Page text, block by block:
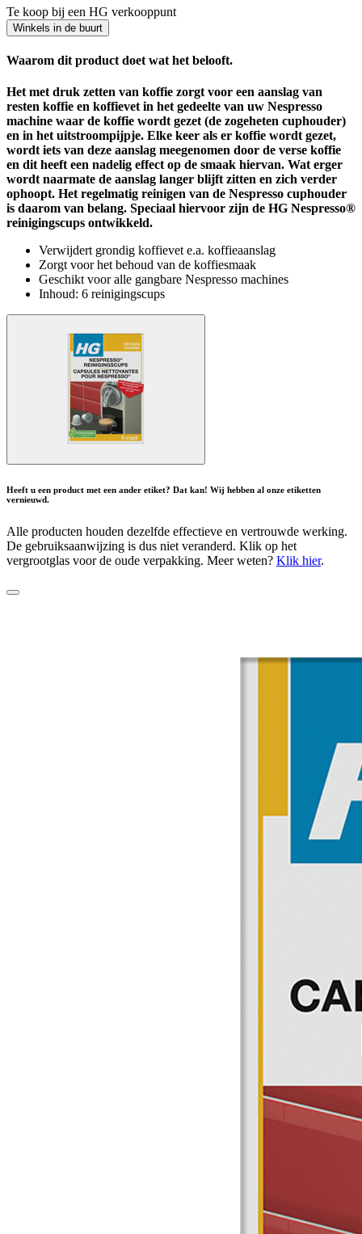
Te koop bij een HG verkooppunt
Winkels in de buurt
Waarom dit product doet wat het belooft.
Het met druk zetten van koffie zorgt voor een aanslag van
resten koffie en koffievet in het gedeelte van uw Nespresso
machine waar de koffie wordt gezet (de zogeheten cuphouder)
en in het uitstroompijpje. Elke keer als er koffie wordt gezet,
wordt iets van deze aanslag meegenomen door de verse koffie
en dit heeft een nadelig effect op de smaak hiervan. Wat erger
wordt naarmate de aanslag langer blijft zitten en zich verder
ophoopt. Het regelmatig reinigen van de Nespresso cuphouder
is daarom van belang. Speciaal hiervoor zijn de HG Nespresso®
reinigingscups ontwikkeld.
Verwijdert grondig koffievet e.a. koffieaanslag
Zorgt voor het behoud van de koffiesmaak
Geschikt voor alle gangbare Nespresso machines
Inhoud: 6 reinigingscups
Heeft u een product met een ander etiket? Dat kan! Wij hebben al onze etiketten
vernieuwd.
Alle producten houden dezelfde effectieve en vertrouwde werking.
De gebruiksaanwijzing is dus niet veranderd. Klik op het
vergrootglas voor de oude verpakking. Meer weten? Klik hier.